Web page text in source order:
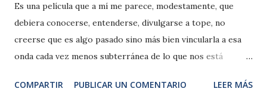
Es una película que a mí me parece, modestamente, que
debiera conocerse, entenderse, divulgarse a tope, no
creerse que es algo pasado sino más bien vincularla a esa
onda cada vez menos subterránea de lo que nos está
e impactar al más amplio espectro de gente en el mundo.
COMPARTIR PUBLICAR UN COMENTARIO LEER MÁS